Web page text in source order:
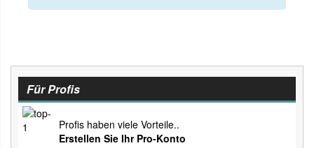
Für Profis
Profis haben viele Vorteile..
Erstellen Sie Ihr Pro-Konto